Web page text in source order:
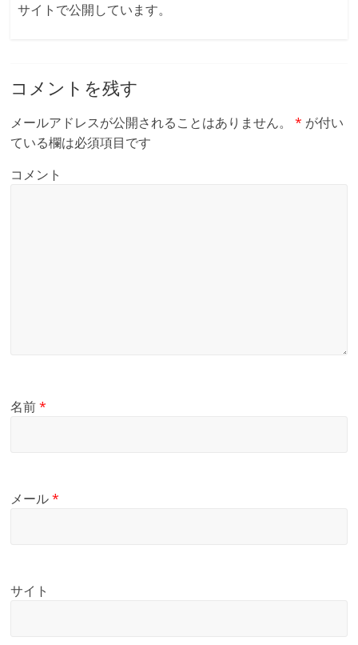
サイトで公開しています。
コメントを残す
メールアドレスが公開されることはありません。 * が付い
ている欄は必須項目です
コメント
名前*
メール*
サイト